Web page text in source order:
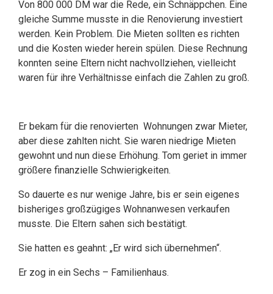
Von 800 000 DM war die Rede, ein Schnäppchen. Eine
gleiche Summe musste in die Renovierung investiert
werden. Kein Problem. Die Mieten sollten es richten
und die Kosten wieder herein spülen. Diese Rechnung
konnten seine Eltern nicht nachvollziehen, vielleicht
waren für ihre Verhältnisse einfach die Zahlen zu groß.
Er bekam für die renovierten Wohnungen zwar Mieter,
aber diese zahlten nicht. Sie waren niedrige Mieten
gewohnt und nun diese Erhöhung. Tom geriet in immer
größere finanzielle Schwierigkeiten.
So dauerte es nur wenige Jahre, bis er sein eigenes
bisheriges großzügiges Wohnanwesen verkaufen
musste. Die Eltern sahen sich bestätigt.
Sie hatten es geahnt: „Er wird sich übernehmen“.
Er zog in ein Sechs – Familienhaus.